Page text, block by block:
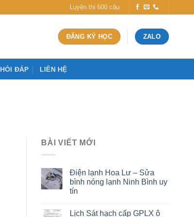
Luyện thi 600 câu
ĐĂNG KÝ HỌC ZALO
HỎI ĐÁP LIÊN HỆ
BÀI VIẾT MỚI
Điện lạnh Hoa Lư – Sửa
bình nóng lạnh Ninh Bình uy
tín
Lịch Sát hạch cấp GPLX ô